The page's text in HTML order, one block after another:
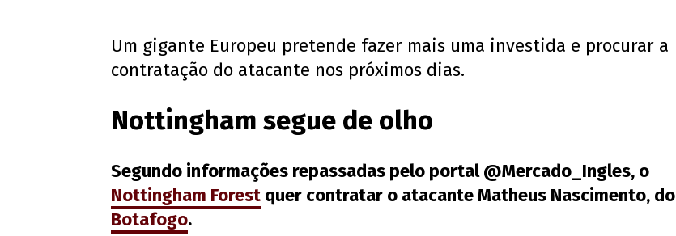
Um gigante Europeu pretende fazer mais uma investida e procurar a
contratação do atacante nos próximos dias.
Nottingham segue de olho
Segundo informações repassadas pelo portal @Mercado_Ingles, o
Nottingham Forest quer contratar o atacante Matheus Nascimento, do
Botafogo.